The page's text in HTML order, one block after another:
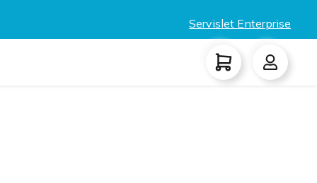
Servislet Enterprise